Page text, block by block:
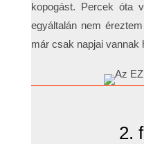
kopogást. Percek óta
egyáltalán nem
már csak napjai vannak
2.